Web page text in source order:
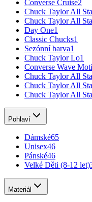
Converse Cruise2
Chuck Taylor All
Chuck Taylor All
Day One1
Classic Chucks1
Sezónní barva1
Chuck Taylor Lo1
Converse Wave
Chuck Taylor All
Chuck Taylor All
Chuck Taylor All
Pohlaví
Dámské65
Unisex46
Pánské46
Velké Děti (8-12 let)
Materiál